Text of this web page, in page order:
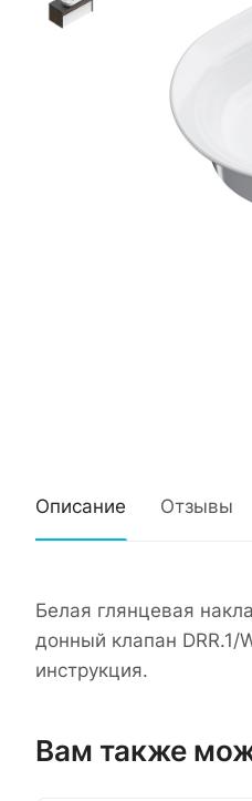
Описание Отзывы
Белая глянцевая
донный клапан
инструкция.
Вам также